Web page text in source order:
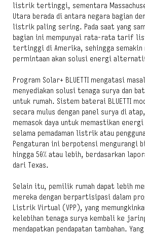
listrik tertinggi, sementara
Utara berada di antara negara bagian
listrik paling sering. Pada saat yang
bagian ini mempunyai rata-rata tarif
tertinggi di Amerika, sehingga semakin
permintaan akan solusi energi
Program Solar+ BLUETTI mengatasi
menyediakan solusi tenaga surya dan
untuk rumah. Sistem baterai BLUETTI
secara mulus dengan panel surya di
memasok daya untuk memastikan
selama pemadaman listrik atau
Pengaturan ini berpotensi mengurangi
hingga 50% atau lebih, berdasarkan
dari Texas.
Selain itu, pemilik rumah dapat lebih
mereka dengan berpartisipasi dalam
Listrik Virtual (VPP), yang
kelebihan tenaga surya kembali ke
mendapatkan pendapatan tambahan.